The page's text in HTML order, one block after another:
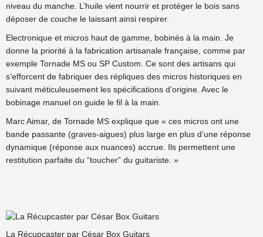
niveau du manche. L’huile vient nourrir et protéger le bois sans
déposer de couche le laissant ainsi respirer.
Electronique et micros haut de gamme, bobinés à la main. Je
donne la priorité à la fabrication artisanale française, comme par
exemple Tornade MS ou SP Custom. Ce sont des artisans qui
s’efforcent de fabriquer des répliques des micros historiques en
suivant méticuleusement les spécifications d’origine. Avec le
bobinage manuel on guide le fil à la main.
Marc Aimar, de Tornade MS explique que « ces micros ont une
bande passante (graves-aigues) plus large en plus d’une réponse
dynamique (réponse aux nuances) accrue. Ils permettent une
restitution parfaite du “toucher” du guitariste. »
La Récupcaster par César Box Guitars